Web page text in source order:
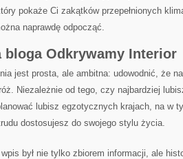
pokaże Ci zakątków przepełnionych
naprawdę odpocząć.
bloga Odkrywamy Interior
jest prosta, ale ambitna: udowodnić, że
Niezależnie od tego, czy najbardziej
lubisz egzotycznych krajach, na w
dostosujesz do swojego stylu życia.
był nie tylko zbiorem informacji, ale